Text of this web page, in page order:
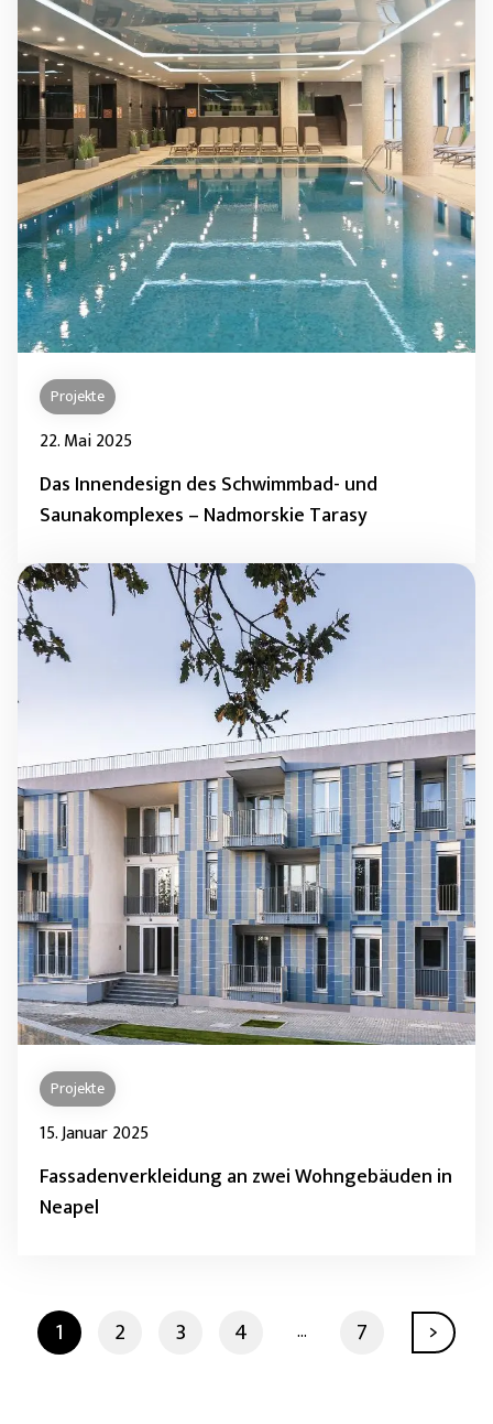
Projekte
22. Mai 2025
Das Innendesign des Schwimmbad- und
Saunakomplexes – Nadmorskie Tarasy
Projekte
15. Januar 2025
Fassadenverkleidung an zwei Wohngebäuden in
Neapel
1 2 3 4 ... 7